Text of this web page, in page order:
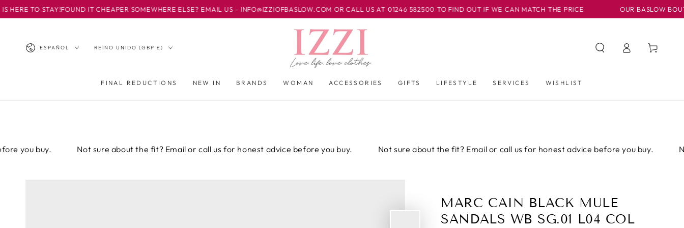
IR AL
CONTENIDO
STAY!FOUND IT CHEAPER SOMEWHERE ELSE? EMAIL US - INFO@IZZIOFBASLOW.COM OR CALL US AT 01246 582500 TO FIND OUT IF WE CAN MATCH THE PRICE OUR BASLOW BOUTIQUE
IdiomaESPAÑOL País/región
REINO UNIDO (GBP £)
FINAL REDUCTIONS NEW IN BRANDS WOMAN ACCESSORIES GIFTS LIFESTYLE SERVICES WISHLIST
sesión
Carrito
Not sure about the fit? Email or call us for honest advice before you buy. Not sure about the fit? Email or call us for honest advice before you buy. Not sure
MARC CAIN BLACK MULE
SANDALS WB SG.01 L04 COL